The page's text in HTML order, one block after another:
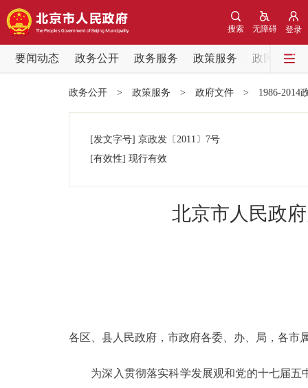
登录
无障碍
搜索
要闻动态 政务公开 政务服务 政策服务
政民互动
党中央精神
决策公开
政务服务
政务公开 > 政策服务 > 政府文件 > 1986-2014
[发文字号] 京政发 〔2011〕 7号
[有效性] 现行有效
北京市人民政
各区、县人民政府，市政府各委、办、局，各市
为深入贯彻落实科学发展观和党的十七届五